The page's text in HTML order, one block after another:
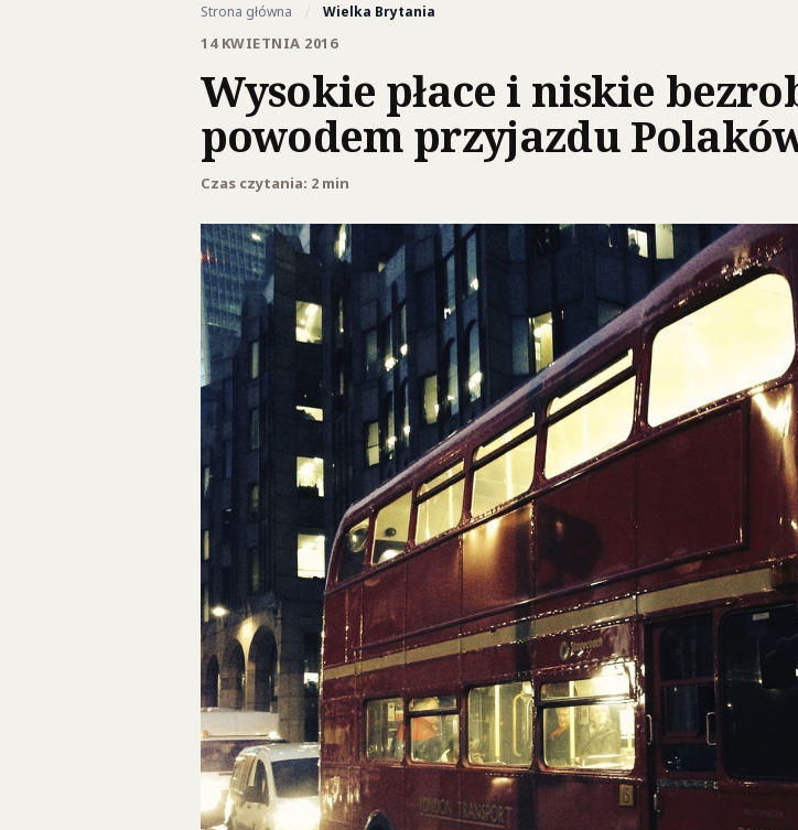
Strona główna / Wielka Brytania
14 KWIETNIA 2016
Wysokie płace i niskie
powodem przyjazdu
Czas czytania: 2 min